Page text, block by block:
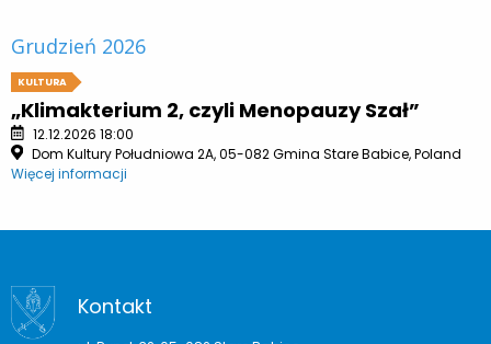
Grudzień 2026
KULTURA
„Klimakterium 2, czyli Menopauzy Szał”
12.12.2026 18:00
Dom Kultury Południowa 2A, 05-082 Gmina Stare Babice, Poland
Więcej informacji
Kontakt